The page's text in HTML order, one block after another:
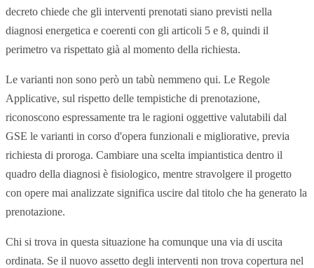
decreto chiede che gli interventi prenotati siano previsti nella
diagnosi energetica e coerenti con gli articoli 5 e 8, quindi il
perimetro va rispettato già al momento della richiesta.
Le varianti non sono però un tabù nemmeno qui. Le Regole
Applicative, sul rispetto delle tempistiche di prenotazione,
riconoscono espressamente tra le ragioni oggettive valutabili dal
GSE le varianti in corso d'opera funzionali e migliorative, previa
richiesta di proroga. Cambiare una scelta impiantistica dentro il
quadro della diagnosi è fisiologico, mentre stravolgere il progetto
con opere mai analizzate significa uscire dal titolo che ha generato la
prenotazione.
Chi si trova in questa situazione ha comunque una via di uscita
ordinata. Se il nuovo assetto degli interventi non trova copertura nel